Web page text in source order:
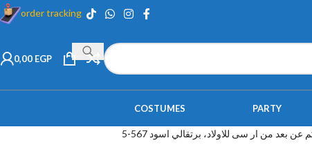
order tracking
0,00 EGP
PARTY
COSTUMES
بعد من ار سى للاولاد، برتقالي اسود 567-5